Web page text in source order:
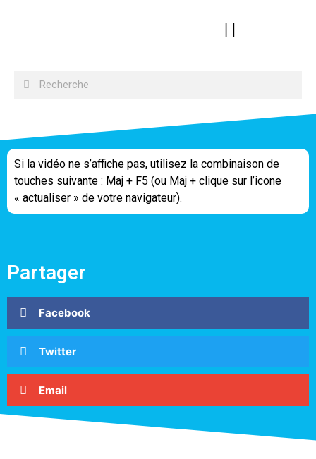
Si la vidéo ne s’affiche pas, utilisez la combinaison de
touches suivante : Maj + F5 (ou Maj + clique sur l’icone
« actualiser » de votre navigateur).
Partager
Facebook
Twitter
Email